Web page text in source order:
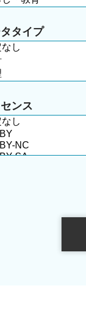
タイプ
ンス